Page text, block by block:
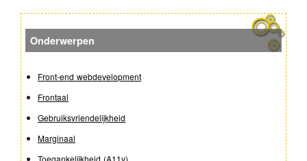
Onderwerpen
Front-end webdevelopment
Frontaal
Gebruiksvriendelijkheid
Marginaal
Toegankelijkheid (A11y)